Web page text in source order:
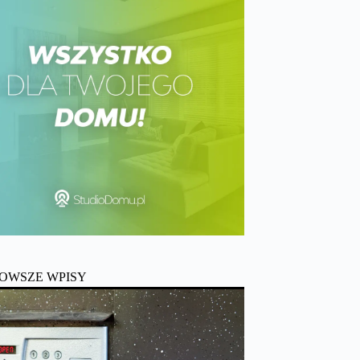
WPISY